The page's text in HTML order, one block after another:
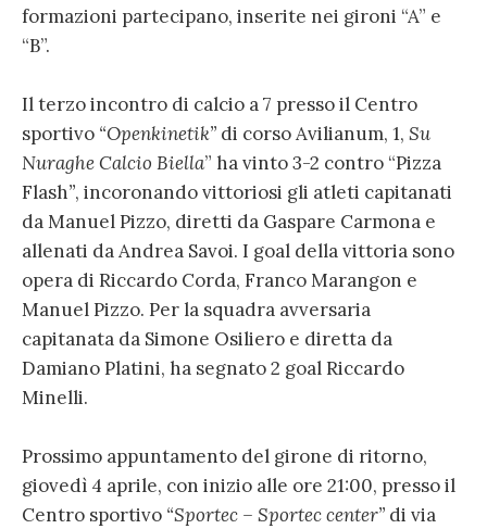
formazioni partecipano, inserite nei gironi “A” e
“B”.
Il terzo incontro di calcio a 7 presso il Centro
sportivo “Openkinetik” di corso Avilianum, 1, Su
Nuraghe Calcio Biella” ha vinto 3-2 contro “Pizza
Flash”, incoronando vittoriosi gli atleti capitanati
da Manuel Pizzo, diretti da Gaspare Carmona e
allenati da Andrea Savoi. I goal della vittoria sono
opera di Riccardo Corda, Franco Marangon e
Manuel Pizzo. Per la squadra avversaria
capitanata da Simone Osiliero e diretta da
Damiano Platini, ha segnato 2 goal Riccardo
Minelli.
Prossimo appuntamento del girone di ritorno,
giovedì 4 aprile, con inizio alle ore 21:00, presso il
Centro sportivo “Sportec – Sportec center” di via